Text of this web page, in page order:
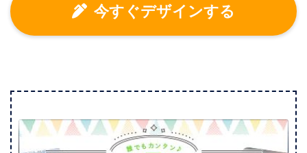
今すぐデザインする